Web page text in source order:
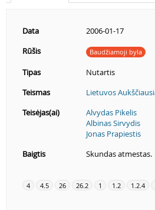
Data
2006-01-17
Rūšis
Baudžiamoji byla
Tipas
Nutartis
Teismas
Lietuvos
Teisėjas(ai)
Alvydas Pikelis
Albinas Sirvydis
Jonas Prapiestis
Baigtis
Skundas atmestas.
4 4.5 26 26.2 1 1.2 1.2.4